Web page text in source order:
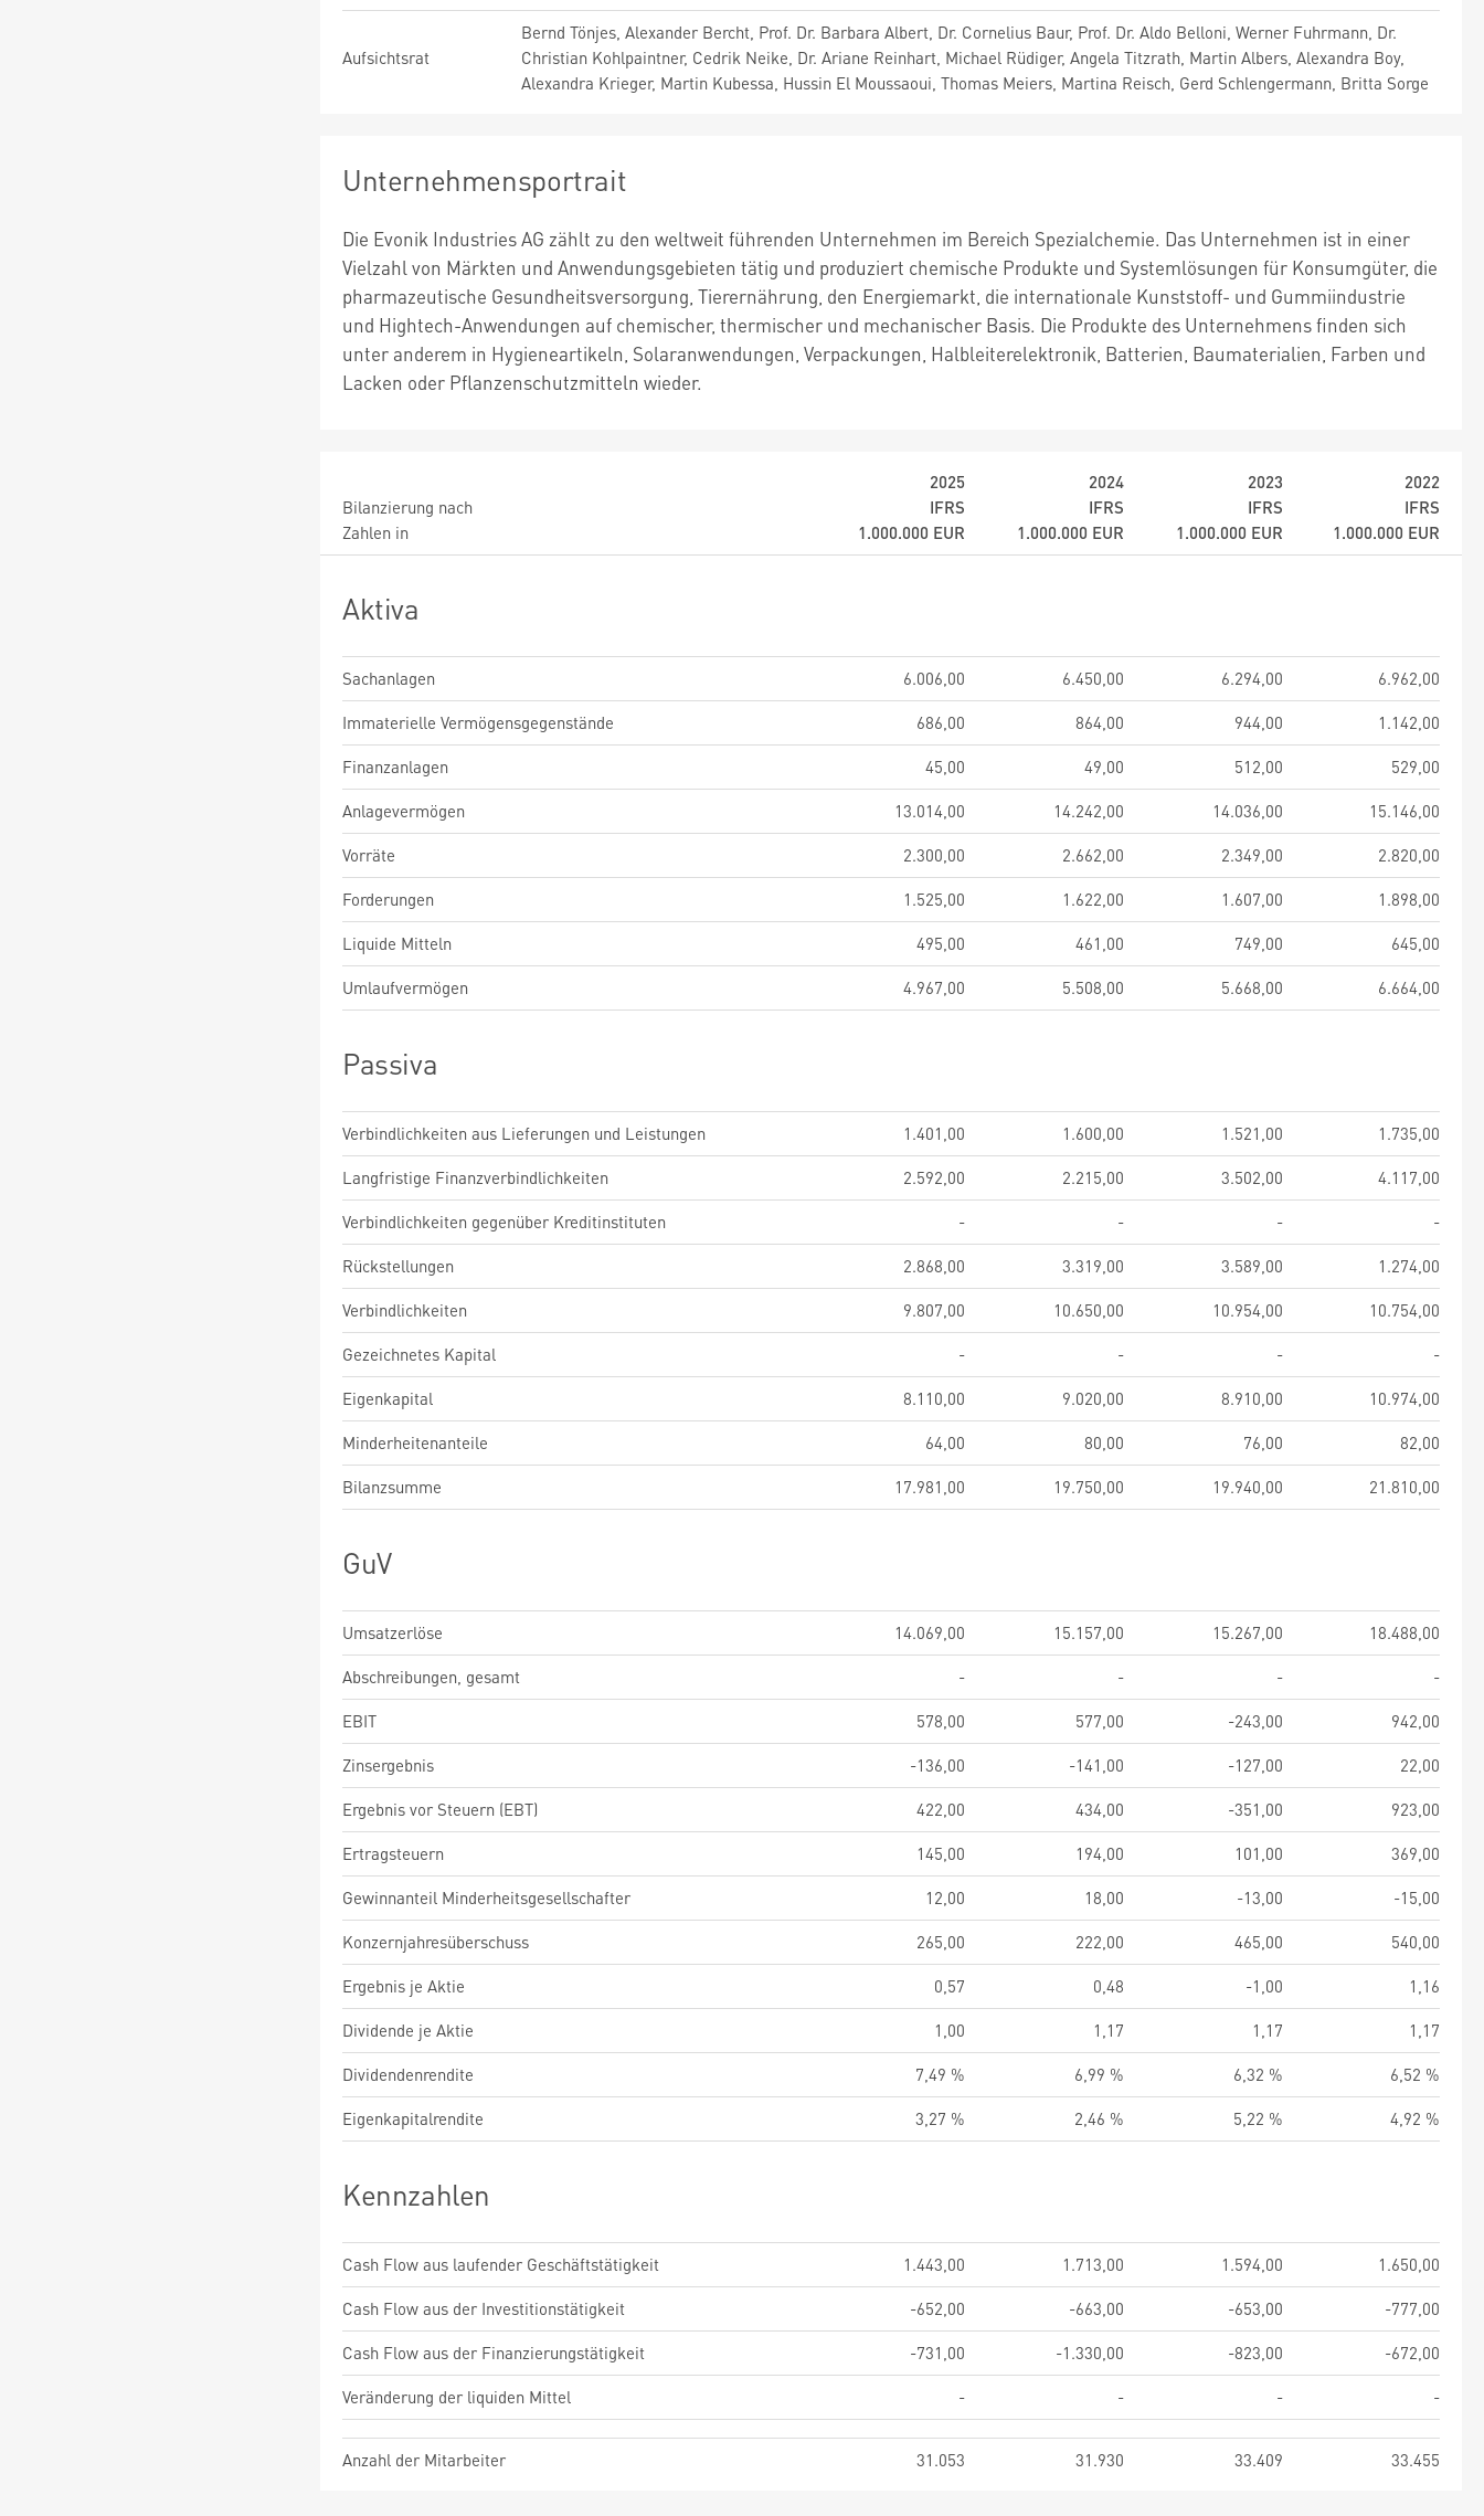
Aufsichtsrat
Bernd Tönjes, Alexander Bercht, Prof. Dr. Barbara Albert, Dr. Cornelius Baur, Prof. Dr. Aldo Belloni, Werner Fuhrmann, Dr.
Christian Kohlpaintner, Cedrik Neike, Dr. Ariane Reinhart, Michael Rüdiger, Angela Titzrath, Martin Albers, Alexandra Boy,
Alexandra Krieger, Martin Kubessa, Hussin El Moussaoui, Thomas Meiers, Martina Reisch, Gerd Schlengermann, Britta Sorge
Unternehmensportrait
Die Evonik Industries AG zählt zu den weltweit führenden Unternehmen im Bereich Spezialchemie. Das Unternehmen ist in einer
Vielzahl von Märkten und Anwendungsgebieten tätig und produziert chemische Produkte und Systemlösungen für Konsumgüter, die
pharmazeutische Gesundheitsversorgung, Tierernährung, den Energiemarkt, die internationale Kunststoff- und Gummiindustrie
und Hightech-Anwendungen auf chemischer, thermischer und mechanischer Basis. Die Produkte des Unternehmens finden sich
unter anderem in Hygieneartikeln, Solaranwendungen, Verpackungen, Halbleiterelektronik, Batterien, Baumaterialien, Farben und
Lacken oder Pflanzenschutzmitteln wieder.
Bilanzierung nach
Zahlen in
2025
IFRS
1.000.000 EUR
2024
IFRS
1.000.000 EUR
2023
IFRS
1.000.000 EUR
2022
IFRS
1.000.000 EUR
Aktiva
Sachanlagen 6.006,00 6.450,00 6.294,00
6.962,00
Immaterielle Vermögensgegenstände
686,00 864,00 944,00
1.142,00
Finanzanlagen
45,00 49,00 512,00
529,00
Anlagevermögen
13.014,00 14.242,00 14.036,00
15.146,00
Vorräte
2.300,00 2.662,00 2.349,00
2.820,00
Forderungen
1.525,00 1.622,00 1.607,00
1.898,00
Liquide Mitteln
495,00 461,00 749,00
645,00
Umlaufvermögen
4.967,00 5.508,00 5.668,00 6.664,00
Passiva
Verbindlichkeiten aus Lieferungen und Leistungen 1.401,00 1.600,00 1.521,00
1.735,00
Langfristige Finanzverbindlichkeiten
2.592,00 2.215,00 3.502,00
4.117,00
Verbindlichkeiten gegenüber Kreditinstituten
- - -
-
Rückstellungen
2.868,00 3.319,00 3.589,00
1.274,00
Verbindlichkeiten
9.807,00 10.650,00 10.954,00
10.754,00
Gezeichnetes Kapital
- - -
-
Eigenkapital
8.110,00 9.020,00 8.910,00
10.974,00
Minderheitenanteile
64,00 80,00 76,00
82,00
Bilanzsumme
17.981,00 19.750,00 19.940,00 21.810,00
GuV
Umsatzerlöse 14.069,00 15.157,00 15.267,00
18.488,00
Abschreibungen, gesamt
- - -
-
EBIT
578,00 577,00 -243,00
942,00
Zinsergebnis
-136,00 -141,00 -127,00
22,00
Ergebnis vor Steuern (EBT)
422,00 434,00 -351,00
923,00
Ertragsteuern
145,00 194,00 101,00
369,00
Gewinnanteil Minderheitsgesellschafter
12,00 18,00 -13,00
-15,00
Konzernjahresüberschuss
265,00 222,00 465,00
540,00
Ergebnis je Aktie
0,57 0,48 -1,00
1,16
Dividende je Aktie
1,00 1,17 1,17
1,17
Dividendenrendite
7,49 % 6,99 % 6,32 %
6,52 %
Eigenkapitalrendite
3,27 % 2,46 % 5,22 % 4,92 %
Kennzahlen
Cash Flow aus laufender Geschäftstätigkeit 1.443,00 1.713,00 1.594,00
1.650,00
Cash Flow aus der Investitionstätigkeit
-652,00 -663,00 -653,00
-777,00
Cash Flow aus der Finanzierungstätigkeit
-731,00 -1.330,00 -823,00
-672,00
Veränderung der liquiden Mittel
- - - -
Anzahl der Mitarbeiter 31.053 31.930 33.409 33.455